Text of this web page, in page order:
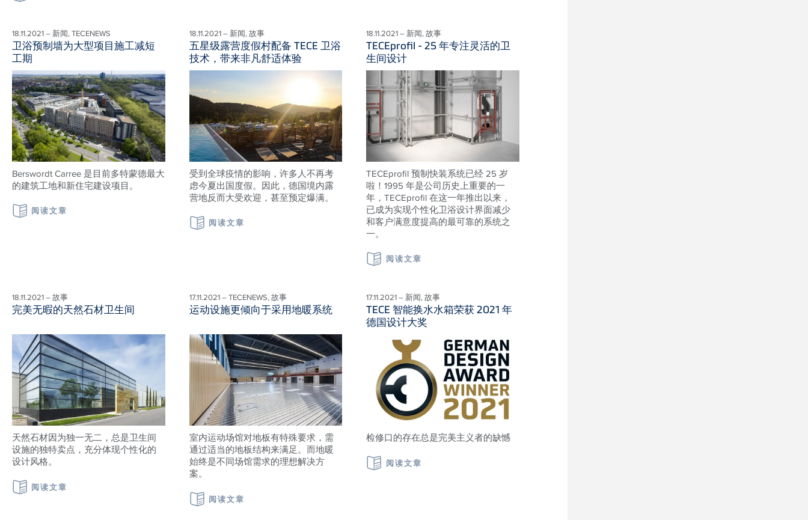
18.11.2021 – 新闻, TECENEWS
卫浴预制墙为大型项目施工减短
工期
Berswordt Carree 是目前多特蒙德最大
的建筑工地和新住宅建设项目。
阅读文章
18.11.2021 – 新闻, 故事
五星级露营度假村配备 TECE 卫浴
技术，带来非凡舒适体验
受到全球疫情的影响，许多人不再考
虑今夏出国度假。因此，德国境内露
营地反而大受欢迎，甚至预定爆满。
阅读文章
18.11.2021 – 新闻, 故事
TECEprofil - 25 年专注灵活的卫
生间设计
TECEprofil 预制快装系统已经 25 岁
啦！1995 年是公司历史上重要的一
年，TECEprofil 在这一年推出以来，
已成为实现个性化卫浴设计界面减少
和客户满意度提高的最可靠的系统之
一。
阅读文章
18.11.2021 – 故事
完美无暇的天然石材卫生间
天然石材因为独一无二，总是卫生间
设施的独特卖点，充分体现个性化的
设计风格。
阅读文章
17.11.2021 – TECENEWS, 故事
运动设施更倾向于采用地暖系统
室内运动场馆对地板有特殊要求，需
通过适当的地板结构来满足。而地暖
始终是不同场馆需求的理想解决方
案。
阅读文章
17.11.2021 – 新闻, 故事
TECE 智能换水水箱荣获 2021 年
德国设计大奖
检修口的存在总是完美主义者的缺憾
阅读文章